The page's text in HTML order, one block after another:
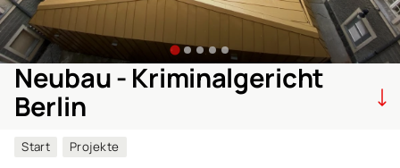
Neubau - Kriminalgericht
Berlin
Start Projekte